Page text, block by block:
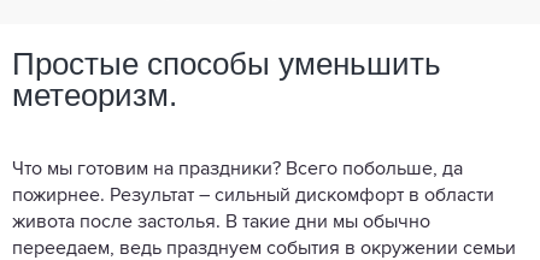
Простые способы уменьшить
метеоризм.
Что мы готовим на праздники? Всего побольше, да
пожирнее. Результат – сильный дискомфорт в области
живота после застолья. В такие дни мы обычно
переедаем, ведь празднуем события в окружении семьи